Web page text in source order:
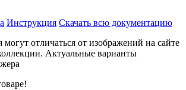
Инструкция Скачать всю документацию
отличаться от изображений на сайте
Актуальные варианты